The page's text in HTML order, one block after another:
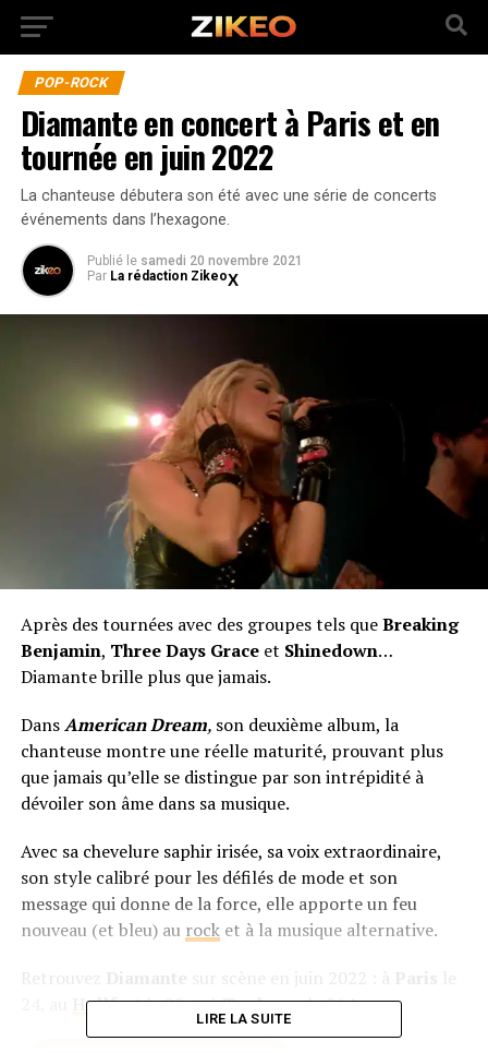
POP-ROCK
Diamante en concert à Paris et en
tournée en juin 2022
La chanteuse débutera son été avec une série de concerts
événements dans l’hexagone.
Publié le samedi 20 novembre 2021
Par La rédaction Zikeo
Après des tournées avec des groupes tels queBreaking
Benjamin, Three Days Graceet Shinedown…
Diamante brille plus que jamais.
DansAmerican Dream, son deuxième album, la
chanteuse montre une réelle maturité, prouvant plus
que jamais qu’elle se distingue par son intrépidité à
dévoiler son âme dans sa musique.
Avec sa chevelure saphir irisée, sa voix extraordinaire,
son style calibré pour les défilés de mode et son
message qui donne de la force, elle apporte un feu
nouveau (et bleu) au rocket à la musique alternative.
Hellfestle 25 et àToulousele 26 !
LIRE LA SUITE